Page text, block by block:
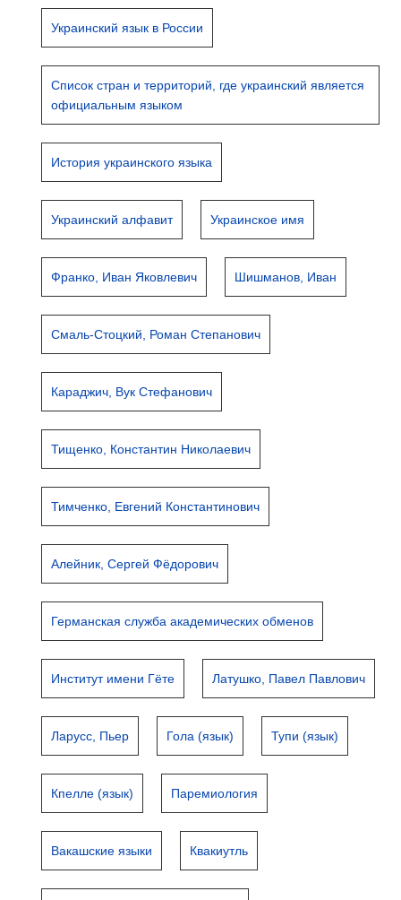
Украинский язык в России
Список стран и территорий, где украинский является
официальным языком
История украинского языка
Украинский алфавит Украинское имя
Франко, Иван Яковлевич Шишманов, Иван
Смаль-Стоцкий, Роман Степанович
Караджич, Вук Стефанович
Тищенко, Константин Николаевич
Тимченко, Евгений Константинович
Алейник, Сергей Фёдорович
Германская служба академических обменов
Институт имени Гёте Латушко, Павел Павлович
Ларусс, Пьер Гола (язык) Тупи (язык)
Кпелле (язык) Паремиология
Вакашские языки Квакиутль